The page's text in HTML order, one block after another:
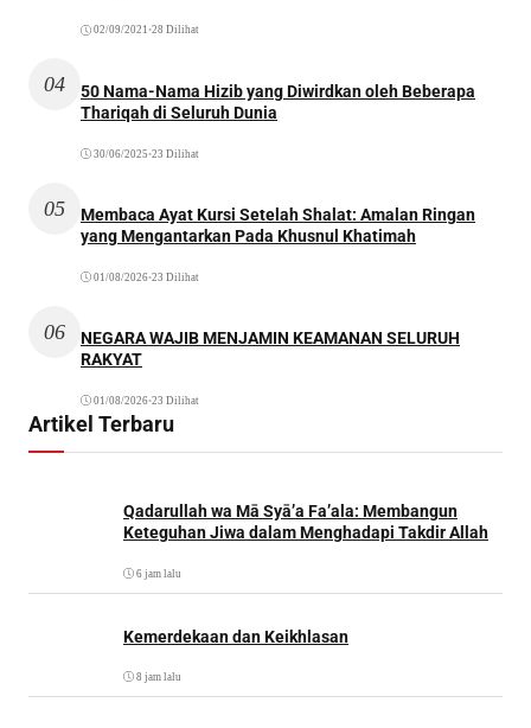
02/09/2021 •28 Dilihat
04
50 Nama-Nama Hizib yang Diwirdkan oleh Beberapa
Thariqah di Seluruh Dunia
30/06/2025 •23 Dilihat
05
Membaca Ayat Kursi Setelah Shalat: Amalan Ringan
yang Mengantarkan Pada Khusnul Khatimah
01/08/2026•23 Dilihat
06
NEGARA WAJIB MENJAMIN KEAMANAN SELURUH
RAKYAT
01/08/2026•23 Dilihat
Artikel Terbaru
Qadarullah wa Mā Syā’a Fa’ala: Membangun
Keteguhan Jiwa dalam Menghadapi Takdir Allah
6 jam lalu
Kemerdekaan dan Keikhlasan
8 jam lalu